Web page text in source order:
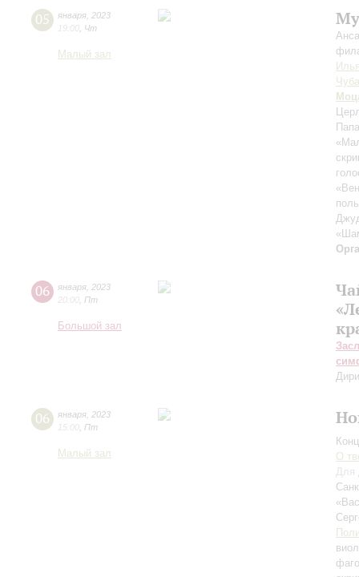
05 января 2023
19:00 Чт
Малый зал
06 января 2023
20:00 Пт
Большой зал
06 января 2023
15:00 Пт
Малый зал
О
Для